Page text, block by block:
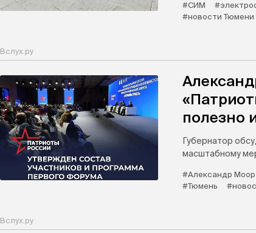
#СИМ
#новости Тюмени
Вслух.ру
полезно
Губернатор
масштабному
#Александр Моор
#Тюмень
Вслух.ру